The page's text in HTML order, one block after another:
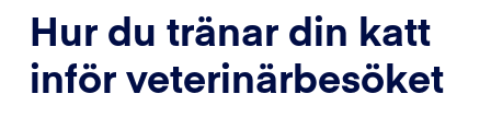
Hur du tränar din katt
inför veterinärbesöket